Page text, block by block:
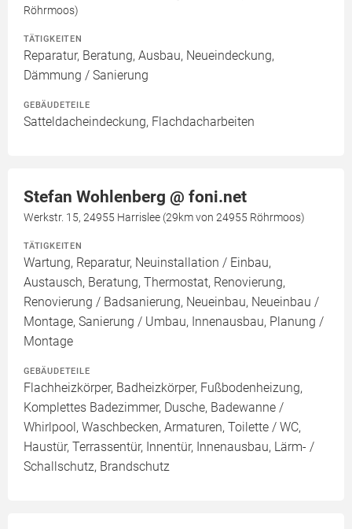
Röhrmoos)
TÄTIGKEITEN
Reparatur, Beratung, Ausbau, Neueindeckung,
Dämmung / Sanierung
GEBÄUDETEILE
Satteldacheindeckung, Flachdacharbeiten
Stefan Wohlenberg @ foni.net
Werkstr. 15, 24955 Harrislee (29km von 24955 Röhrmoos)
TÄTIGKEITEN
Wartung, Reparatur, Neuinstallation / Einbau,
Austausch, Beratung, Thermostat, Renovierung,
Renovierung / Badsanierung, Neueinbau, Neueinbau /
Montage, Sanierung / Umbau, Innenausbau, Planung /
Montage
GEBÄUDETEILE
Flachheizkörper, Badheizkörper, Fußbodenheizung,
Komplettes Badezimmer, Dusche, Badewanne /
Whirlpool, Waschbecken, Armaturen, Toilette / WC,
Haustür, Terrassentür, Innentür, Innenausbau, Lärm- /
Schallschutz, Brandschutz